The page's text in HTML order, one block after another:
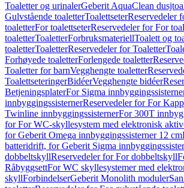
Toaletter og urinalerGeberit AquaClean
Gulvstående toaletterToalettseterReservedeler
toaletterFor toalettseterReservedeler for For
toaletterToaletterForbruksmateriellToalett og
toaletterToaletterReservedeler for Toaletter
Forhøyede toaletterForlengede toaletter
Toaletter for barnVegghengte toaletter
ToalettseteringerBidéerVegghengte bidéer
BetjeningsplaterFor Sigma
innbyggingssisternerReservedeler for For
Twinline innbyggingssisternerFor 300T
for For WC-skyllesystem med elektronisk
for Geberit Omega innbyggingssisterner 12 cm
batteridrift, for Geberit Sigma
dobbeltskyllReservedeler for For dobbeltskyll
RåbyggsettFor WC skyllesystemer med
skyllForbindelserGeberit Monolith moduler